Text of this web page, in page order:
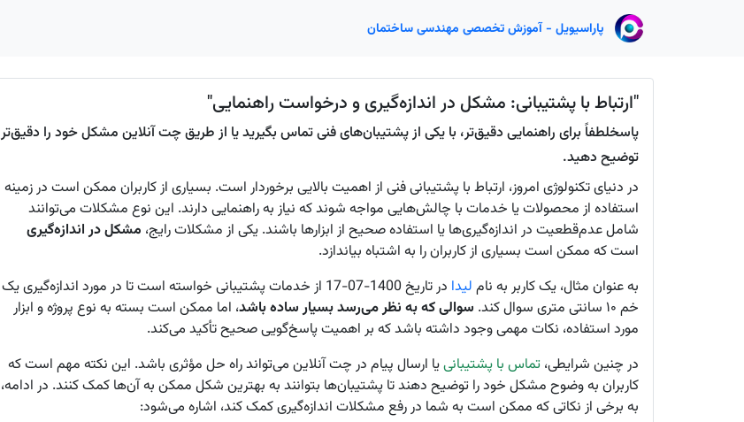
پاراسیویل - آموزش تخصصی مهندسی ساختمان
"ارتباط با پشتیبانی: مشکل در اندازه‌گیری و درخواست راهنمایی"
پاسخلطفاً برای راهنمایی دقیق‌تر، با یکی از پشتیبان‌های فنی تماس بگیرید یا از طریق چت آنلاین مشکل خود را دقیق‌تر
توضیح دهید.
در دنیای تکنولوژی امروز، ارتباط با پشتیبانی فنی از اهمیت بالایی برخوردار است. بسیاری از کاربران ممکن است در زمینه
استفاده از محصولات یا خدمات با چالش‌هایی مواجه شوند که نیاز به راهنمایی دارند. این نوع مشکلات می‌توانند
شامل عدم‌قطعیت در اندازه‌گیری‌ها یا استفاده صحیح از ابزارها باشند. یکی از مشکلات رایج، مشکل در اندازه‌گیری
است که ممکن است بسیاری از کاربران را به اشتباه بیاندازد.
به عنوان مثال، یک کاربر به نام لیدا
در تاریخ 1400-07-17 از خدمات پشتیبانی خواسته است تا در مورد اندازه‌گیری یک
خم ۱۰ سانتی متری سوال کند.
سوالی که به نظر می‌رسد بسیار ساده باشد، اما ممکن است بسته به نوع پروژه و ابزار
مورد استفاده، نکات مهمی وجود داشته باشد که بر اهمیت پاسخ‌گویی صحیح تأکید می‌کند.
در چنین شرایطی، تماس با پشتیبانییا ارسال پیام در چت آنلاین می‌تواند راه حل مؤثری باشد. این نکته مهم است که
کاربران به وضوح مشکل خود را توضیح دهند تا پشتیبان‌ها بتوانند به بهترین شکل ممکن به آن‌ها کمک کنند. در ادامه،
به برخی از نکاتی که ممکن است به شما در رفع مشکلات اندازه‌گیری کمک کند، اشاره می‌شود: